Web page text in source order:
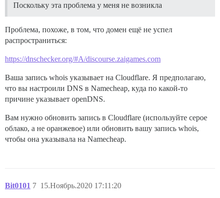
Поскольку эта проблема у меня не возникла
Проблема, похоже, в том, что домен ещё не успел
распространиться:
https://dnschecker.org/#A/discourse.zaigames.com
Ваша запись whois указывает на Cloudflare. Я предполагаю,
что вы настроили DNS в Namecheap, куда по какой-то
причине указывает openDNS.
Вам нужно обновить запись в Cloudflare (используйте серое
облако, а не оранжевое) или обновить вашу запись whois,
чтобы она указывала на Namecheap.
Bit0101 15.Ноябрь.2020 17:11:20
7